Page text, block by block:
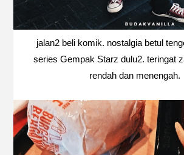
jalan2 beli komik. nostalgia betul
series Gempak Starz dulu2. teringat
rendah dan menengah.